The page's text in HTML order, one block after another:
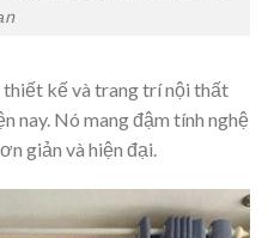
thiết kế và trang trí nội thất
nay. Nó mang đậm tính nghệ
giản và hiện đại.